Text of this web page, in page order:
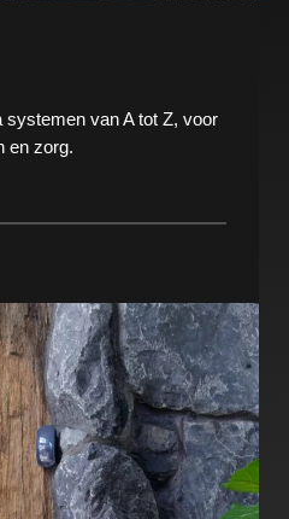
systemen van A tot Z, voor
en zorg.